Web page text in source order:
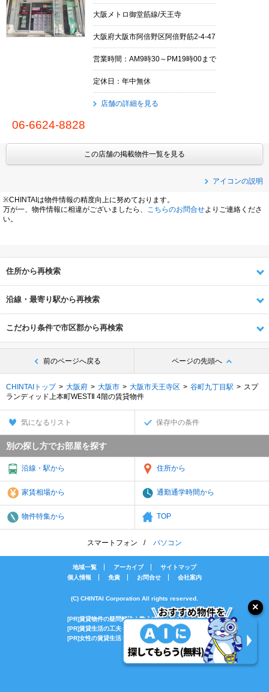
大阪メトロ御堂筋線/天王寺
大阪府大阪市阿倍野区阿倍野筋2-4-47
営業時間：AM9時30～PM19時00まで
定休日：年中無休
店舗の詳細を見る
06-6624-8828
この店舗の掲載物件一覧を見る
アイコンの説明
※CHINTAIは物件情報の精度向上に努めております。
万が一、物件情報に相違がございましたら、
こちらのお問合せよりご連絡くださ
い。
住所から再検索
沿線・最寄り駅から再検索
こだわり条件で市区郡から再検索
前のページへ戻る ページの先頭へ
CHINTAIトップ 大阪府 大阪市 大阪市天王寺区 谷町九丁目駅
スプ
ランディッド上本町WESTⅡ 4階の賃貸物件
気になるリスト 保存中の条件
別の探し方でお部屋を探す
沿線・駅から 住所から
家賃相場から 通勤通学時間から
物件特集から TOP
スマートフォン パソコン
地域一覧 アーカイブ
サイトマップ
個人情報
免責 お問合せ 会社案内
(C) CHINTAI Corporation All rights reserved.
[PR]賃貸物件の疑問解決！教えてエイブルAGENT
[PR]賃貸生活の工夫を紹介！CHINTAI情報局
[PR]女性の賃貸生活を応援！Woman.CHINTAI